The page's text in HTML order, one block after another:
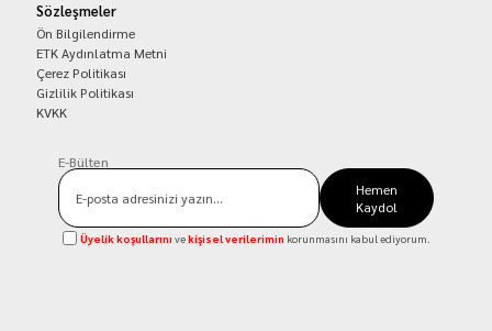
Sözleşmeler
Ön Bilgilendirme
ETK Aydınlatma Metni
Çerez Politikası
Gizlilik Politikası
KVKK
E-Bülten
Hemen
Kaydol
Üyelik koşullarını vekişisel verilerimin korunmasını kabul ediyorum.